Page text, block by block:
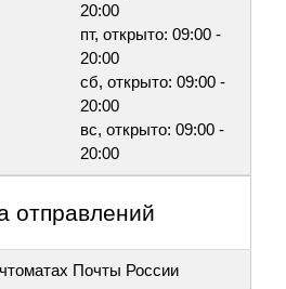
20:00
пт, открыто: 09:00 -
20:00
сб, открыто: 09:00 -
20:00
вс, открыто: 09:00 -
20:00
отправлений
Почты России